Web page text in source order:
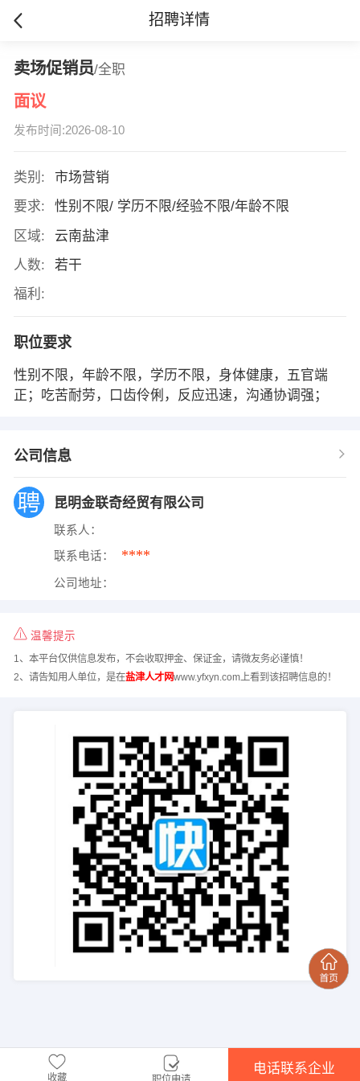
招聘详情
卖场促销员/全职
面议
发布时间:2026-08-10
类别:
市场营销
要求:
性别不限/ 学历不限/经验不限/年龄不限
区域:
云南盐津
人数:
若干
福利:
职位要求
性别不限，年龄不限，学历不限，身体健康，五官端
正；吃苦耐劳，口齿伶俐，反应迅速，沟通协调强；
公司信息
昆明金联奇经贸有限公司
联系人：
联系电话： ****
公司地址：
温馨提示
1、本平台仅供信息发布，不会收取押金、保证金，请微友务必谨慎！
2、请告知用人单位，是在盐津人才网www.yfxyn.com上看到该招聘信息的！
收藏
电话联系企业